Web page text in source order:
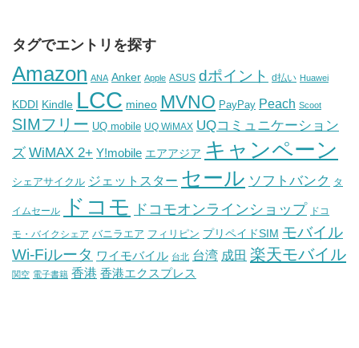
タグでエントリを探す
Amazon ANA Anker Apple ASUS dポイント d払い Huawei
KDDI Kindle LCC mineo MVNO PayPay Peach Scoot
SIMフリー UQ mobile UQ WiMAX UQコミュニケーション
ズ WiMAX 2+ Y!mobile エアアジア キャンペーン
シェアサイクル ジェットスター セール ソフトバンク タ
イムセール ドコモ ドコモオンラインショップ ドコ
モ・バイクシェア バニラエア フィリピン プリペイドSIM モバイル
Wi-Fiルータ ワイモバイル 台北 台湾 成田 楽天モバイル
関空 電子書籍 香港 香港エクスプレス